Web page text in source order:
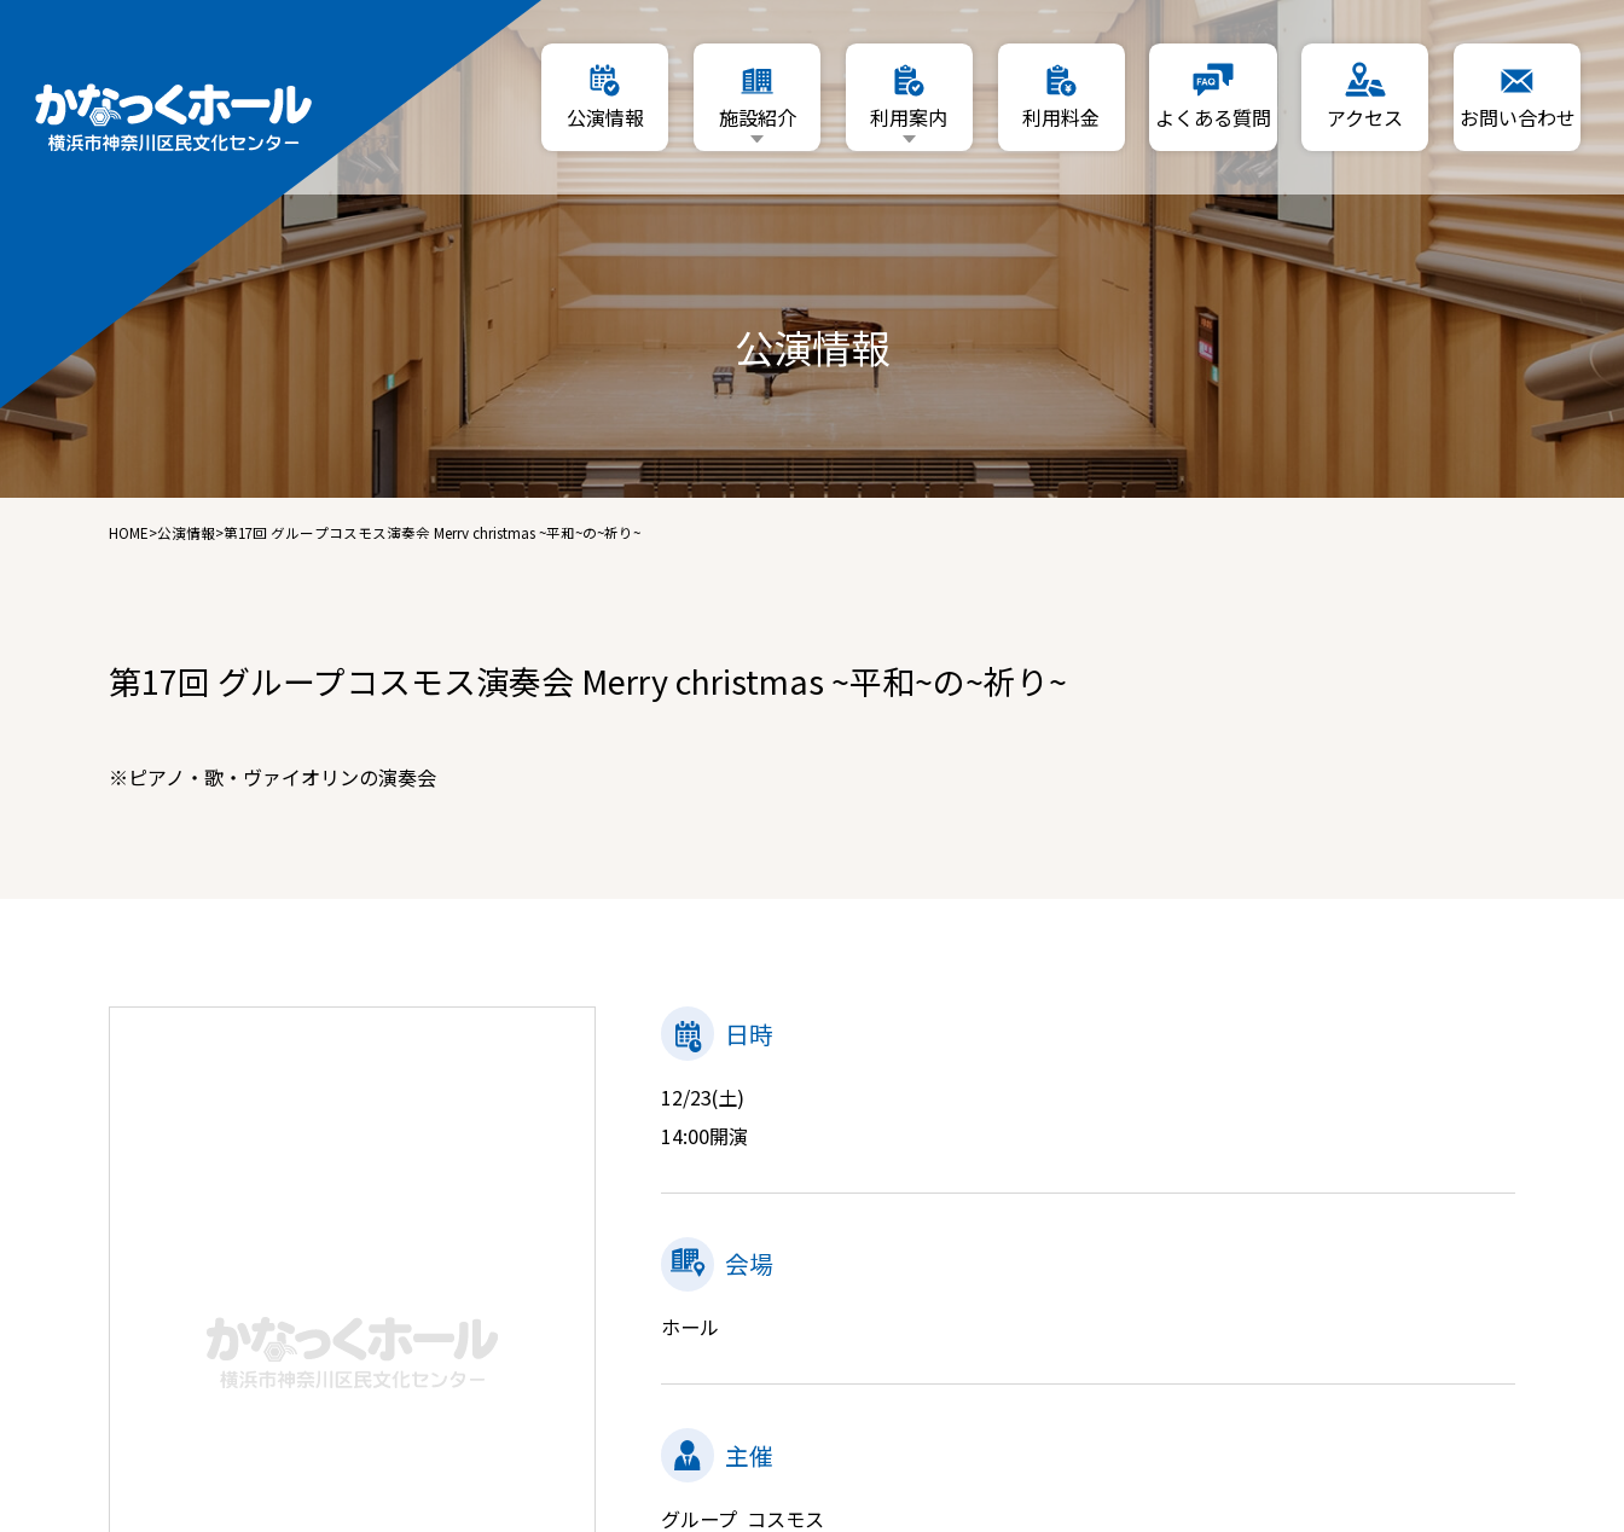
公演情報 施設紹介
ギャラリーA・B
音楽ルーム
練習室A・B
利用案内
利用者登録について
資料ダウンロード
利用料金 よくある質問 アクセス お問い合わせ
フロアマップ
ギャラリーA・B
音楽ルーム
練習室A・B
利用日を指定
空いている日程から利用
利用者登録について
公演情報
HOME>公演情報> 第17回 グループコスモス演奏会 Merry christmas ~平和~の~祈り~
第17回 グループコスモス演奏会 Merry christmas ~平和~の~祈り~
※ピアノ・歌・ヴァイオリンの演奏会
日時
12/23(土)
14:00開演
会場
ホール
主催
グループ コスモス